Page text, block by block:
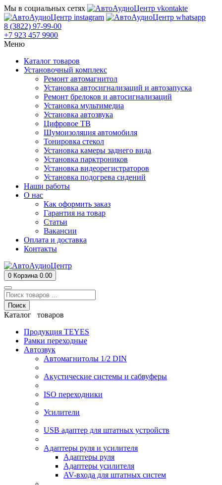
Мы в социальных сетях
8 (3822) 97-99-00
+7 923 457 9900
Меню
Каталог товаров
Установочный комплекс
Ремонт автомагнитол
Установка автосигнализаций и автозапуска
Ремонт брелоков и автосигнализаций
Установка мультимедиа
Установка автозвука
Цифровое ТВ
Шумоизоляция автомобиля
Тонировка стекол
Установка камеры заднего вида
Установка парктроников
Установка видеорегистраторов
Установка подогрева сидений
Наши работы
О нас
Как оформить заказ
Гарантия на товар
Статьи
Вакансии
Оплата и доставка
Контакты
0 Корзина 0.00
Поиск
Каталог товаров
Продукция TEYES
Рамки переходные
Автозвук
Автомагнитолы 1/2 DIN
Акустические системы и сабвуферы
ISO переходники
Усилители
USB адаптер для штатных устройств
Адаптеры руля и усилителя
Адаптеры руля
Адаптеры усилителя
AV-входа для штатных систем